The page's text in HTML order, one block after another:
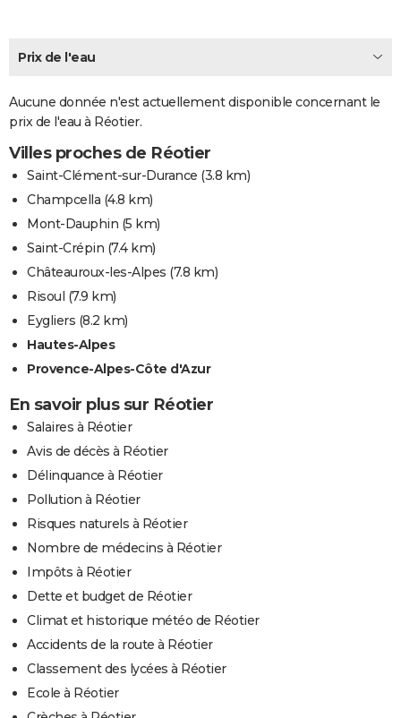
GUIDES D'ACHAT
BONS PLANS
CARTE DE VOEUX
Carte de Noël
Carte Bonne année
Carte Saint-Valentin
Carte Pâques
Carte d'anniversaire
DICTIONNAIRE
Dictionnaire
Biographies
Citations
Expressions
Proverbes
PROGRAMME TV
S'inscrire
Se connecter
Lycées
Collèges
Primaires
Universités
Entreprises
Service militaire
Avis de recherche
AVIS DE DÉCÈS
Bricolage
Lifestyle
Culture
Sport
Auto
Television
Voyage
Cinema
Prix de l'eau
Aucune donnée n'est actuellement disponible concernant le
prix de l'eau à Réotier.
Villes proches de Réotier
Saint-Clément-sur-Durance (3.8 km)
Champcella (4.8 km)
Mont-Dauphin (5 km)
Saint-Crépin (7.4 km)
Châteauroux-les-Alpes (7.8 km)
Risoul (7.9 km)
Eygliers (8.2 km)
Hautes-Alpes
Provence-Alpes-Côte d'Azur
En savoir plus sur Réotier
Salaires à Réotier
Avis de décès à Réotier
Délinquance à Réotier
Pollution à Réotier
Risques naturels à Réotier
Nombre de médecins à Réotier
Impôts à Réotier
Dette et budget de Réotier
Climat et historique météo de Réotier
Accidents de la route à Réotier
Classement des lycées à Réotier
Ecole à Réotier